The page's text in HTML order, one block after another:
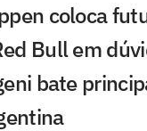
coloca
Bull em
bate